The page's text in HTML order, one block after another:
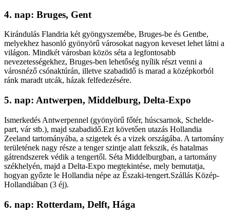
4. nap: Bruges, Gent
Kirándulás Flandria két gyöngyszemébe, Bruges-be és Gentbe,
melyekhez hasonló gyönyörű városokat nagyon keveset lehet látni a
világon. Mindkét városban közös séta a legfontosabb
nevezetességekhez, Bruges-ben lehetőség nyílik részt venni a
városnéző csónaktúrán, illetve szabadidő is marad a középkorból
ránk maradt utcák, házak felfedezésére.
5. nap: Antwerpen, Middelburg, Delta-Expo
Ismerkedés Antwerpennel (gyönyörű főtér, húscsarnok, Schelde-
part, vár stb.), majd szabadidő.Ezt követően utazás Hollandia
Zeeland tartományába, a szigetek és a vizek országába. A tartomány
területének nagy része a tenger szintje alatt fekszik, és hatalmas
gátrendszerek védik a tengertől. Séta Middelburgban, a tartomány
székhelyén, majd a Delta-Expo megtekintése, mely bemutatja,
hogyan győzte le Hollandia népe az Északi-tengert.Szállás Közép-
Hollandiában (3 éj).
6. nap: Rotterdam, Delft, Hága